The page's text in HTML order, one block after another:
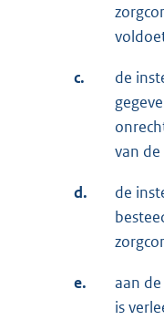
c.
de
van de
d.
de
e.
aan
is